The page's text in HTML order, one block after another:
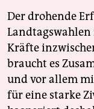
Der drohende
Kräfte
braucht es
und vor allem
für eine starke